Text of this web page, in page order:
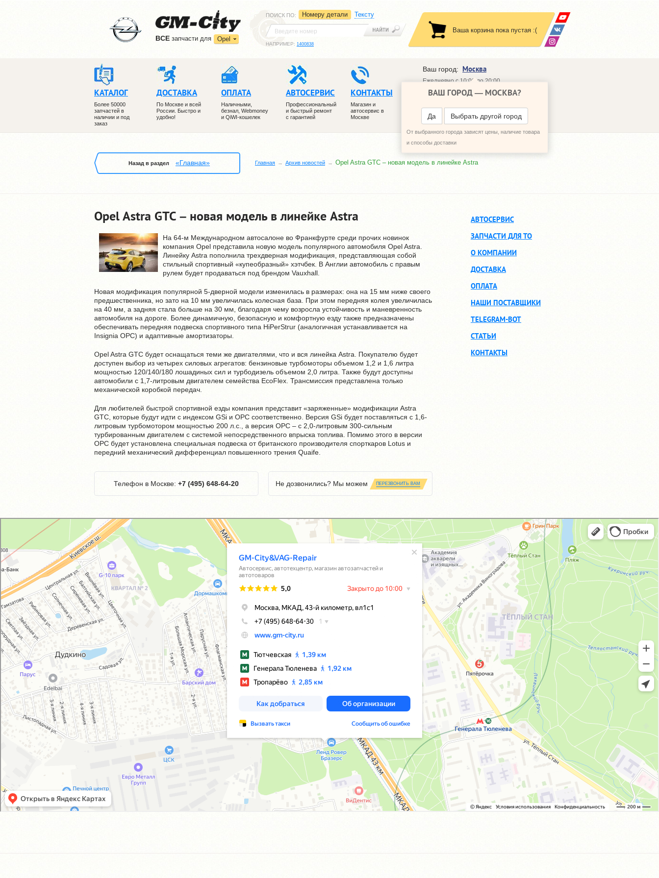
ВCE запчасти для Opel
ПОИСК ПО: Номеру детали Тексту
НАПРИМЕР: 1400838
Ваша корзина пока пустая :(
КАТАЛОГ
Более 50000
запчастей в
наличии и под
заказ
ДОСТАВКА
По Москве и всей
России. Быстро и
удобно!
ОПЛАТА
Наличными,
безнал, Webmoney
и QiWI-кошелек
АВТОСЕРВИС
Профессиональный
и быстрый ремонт
с гарантией
КОНТАКТЫ
Магазин и
автосервис в
Москве
Ваш город: Москва
ВАШ ГОРОД — МОСКВА?
Да Выбрать другой город
От выбранного города зависят цены, наличие товара
и способы доставки
Ежедневно с 10:00 до 20:00
+7 (495) 648-64-30
ПЕРЕЗВОНИТЬ МНЕ
Назад в раздел «Главная» Главная Архив новоcтей Opel Astra GTC – новая модель в линейке Astra
Opel Astra GTC – новая модель в линейке Astra
На 64-м Международном автосалоне во Франкфурте среди прочих новинок
компания Opel представила новую модель популярного автомобиля Opel Astra.
Линейку Astra пополнила трехдверная модификация, представляющая собой
стильный спортивный «купеобразный» хэтчбек. В Англии автомобиль с правым
рулем будет продаваться под брендом Vauxhall.
Новая модификация популярной 5-дверной модели изменилась в размерах: она на 15 мм ниже своего
предшественника, но зато на 10 мм увеличилась колесная база. При этом передняя колея увеличилась
на 40 мм, а задняя стала больше на 30 мм, благодаря чему возросла устойчивость и маневренность
автомобиля на дороге. Более динамичную, безопасную и комфортную езду также предназначены
обеспечивать передняя подвеска спортивного типа HiPerStrur (аналогичная устанавливается на
Insignia OPC) и адаптивные амортизаторы.
Opel Astra GTC будет оснащаться теми же двигателями, что и вся линейка Astra. Покупателю будет
доступен выбор из четырех силовых агрегатов: бензиновые турбомоторы объемом 1,2 и 1,6 литра
мощностью 120/140/180 лошадиных сил и турбодизель объемом 2,0 литра. Также будут доступны
автомобили с 1,7-литровым двигателем семейства EcoFlex. Трансмиссия представлена только
механической коробкой передач.
Для любителей быстрой спортивной езды компания представит «заряженные» модификации Astra
GTC, которые будут идти с индексом GSi и OPC соответственно. Версия GSi будет поставляться с 1,6-
литровым турбомотором мощностью 200 л.с., а версия OPC – c 2,0-литровым 300-сильным
турбированным двигателем с системой непосредственного впрыска топлива. Помимо этого в версии
OPC будет установлена специальная подвеска от британского производителя спорткаров Lotus и
передний механический дифференциал повышенного трения Quaife.
Телефон в Москве: +7 (495) 648-64-20 Не дозвонились? Мы можем ПЕРЕЗВОНИТЬ ВАМ
АВТОСЕРВИС
ЗАПЧАСТИ ДЛЯ ТО
О КОМПАНИИ
ДОСТАВКА
ОПЛАТА
НАШИ ПОСТАВЩИКИ
TELEGRAM-BOT
СТАТЬИ
КОНТАКТЫ
GM-City&VAG-Repair
Автосервис, автотехцентр в Москве
Магазин автозапчастей и автотоваров в Москве